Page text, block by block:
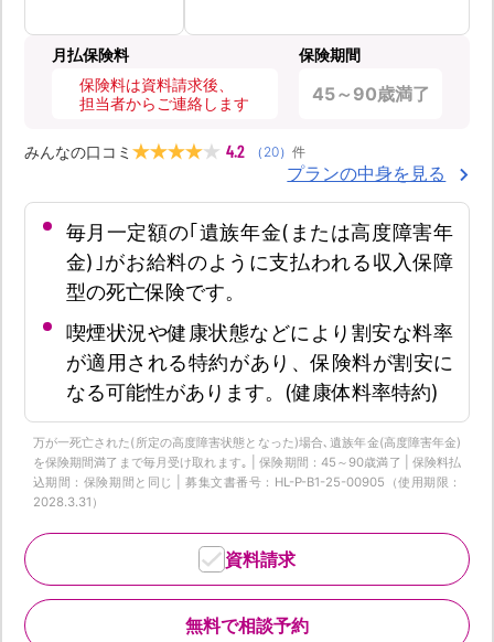
月払保険料
保険料は資料請求後、
担当者からご連絡します
保険期間
45～90歳満了
みんなの口コミ 4.2 （ 20） 件
プランの中身を見る
毎月一定額の｢遺族年金(または高度障害年
金)｣がお給料のように支払われる収入保障
型の死亡保険です。
喫煙状況や健康状態などにより割安な料率
が適用される特約があり、保険料が割安に
なる可能性があります。(健康体料率特約)
万が一死亡された(所定の高度障害状態となった)場合､遺族年金(高度障害年金)
を保険期間満了まで毎月受け取れます｡ | 保険期間：45～90歳満了 | 保険料払
込期間：保険期間と同じ | 募集文書番号：HL-P-B1-25-00905（使用期限：
2028.3.31）
無料で相談予約
資料請求